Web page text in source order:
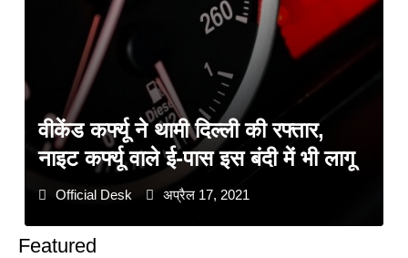
Featured
वीकेंड कर्फ्यू ने थामी दिल्ली की रफ्तार,
नाइट कर्फ्यू वाले ई-पास इस बंदी में भी लागू
Official Desk अप्रैल 17, 2021